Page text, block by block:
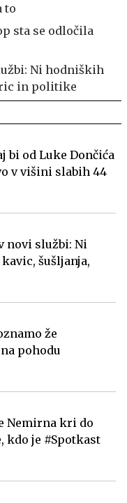
to
sta se odločila
Ni hodniških
in politike
bi od Luke Dončića
v višini slabih 44
novi službi: Ni
šušljanja,
že
pohodu
Nemirna kri do
kdo je #Spotkast